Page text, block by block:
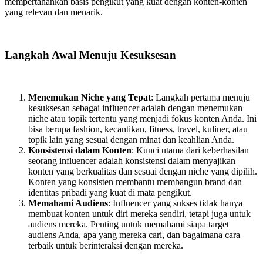
yang relevan dan menarik.
Langkah Awal Menuju Kesuksesan
Menemukan Niche yang Tepat: Langkah pertama menuju
kesuksesan sebagai influencer adalah dengan menemukan
niche atau topik tertentu yang menjadi fokus konten Anda. Ini
bisa berupa fashion, kecantikan, fitness, travel, kuliner, atau
topik lain yang sesuai dengan minat dan keahlian Anda.
Konsistensi dalam Konten: Kunci utama dari keberhasilan
seorang influencer adalah konsistensi dalam menyajikan
konten yang berkualitas dan sesuai dengan niche yang dipilih.
Konten yang konsisten membantu membangun brand dan
identitas pribadi yang kuat di mata pengikut.
Memahami Audiens: Influencer yang sukses tidak hanya
membuat konten untuk diri mereka sendiri, tetapi juga untuk
audiens mereka. Penting untuk memahami siapa target
audiens Anda, apa yang mereka cari, dan bagaimana cara
terbaik untuk berinteraksi dengan mereka.